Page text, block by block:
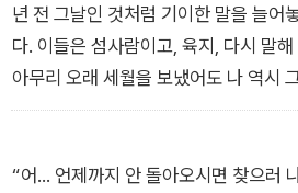
년 전 그날인 것처럼 기이한 말을 늘어
다. 이들은 섬사람이고, 육지, 다시 말
아무리 오래 세월을 보냈어도 나 역시
이 반갑지만 못한 것은, 그것이 곧 슬픔
“어… 언제까지 안 돌아오시면 찾으러